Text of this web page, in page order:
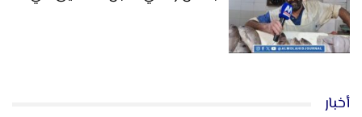
أخبار